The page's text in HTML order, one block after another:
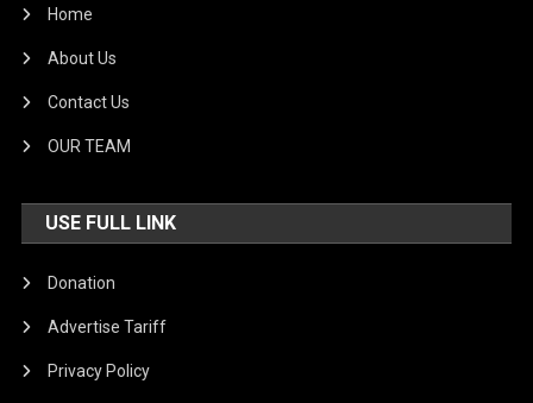
Home
About Us
Contact Us
OUR TEAM
USE FULL LINK
Donation
Advertise Tariff
Privacy Policy